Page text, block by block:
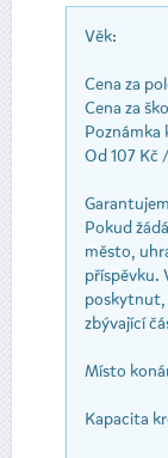
Věk:
Cena za
Cena za
Poznámka
Od 107 Kč
Pokud
město,
příspěvku.
poskytnut,
zbývající
Místo
Kapacita